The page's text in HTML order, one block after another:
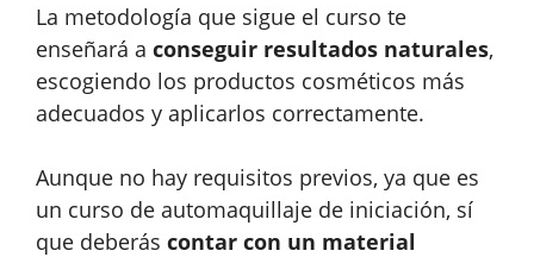
La metodología que sigue el curso te
enseñará a conseguir resultados naturales,
escogiendo los productos cosméticos más
adecuados y aplicarlos correctamente.
Aunque no hay requisitos previos, ya que es
un curso de automaquillaje de iniciación, sí
que deberás contar con un material